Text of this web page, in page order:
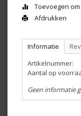
Toevoegen
Afdrukken
Informatie
Artikelnummer:
Aantal op
Geen informatie